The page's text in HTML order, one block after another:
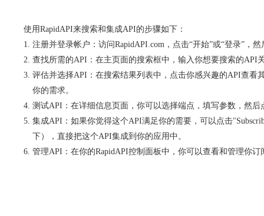
使用RapidAPI来搜索和集成API的步骤如下：
注册并登录帐户：访问RapidAPI.com，点击“开始”或“登录”，
查找所需的API：在主页面的搜索框中，输入你想要搜索的API
评估并选择API：在搜索结果列表中，点击你感兴趣的API查看
你的需求。
测试API：在详细信息页面，你可以选择端点，填写参数，然后
集成API：如果你觉得这个API满足你的需要，可以点击
下），直接把这个API集成到你的应用中。
管理API：在你的RapidAPI控制面板中，你可以查看和管理你